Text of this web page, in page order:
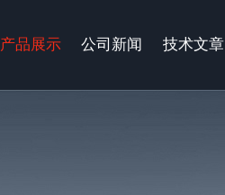
产品展示 公司新闻 技术文章